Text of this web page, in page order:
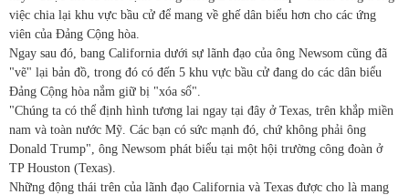
việc chia lại khu vực bầu cử để mang về ghế dân biểu hơn cho các ứng
viên của Đảng Cộng hòa.
Ngay sau đó, bang California dưới sự lãnh đạo của ông Newsom cũng đã
"vẽ" lại bản đồ, trong đó có đến 5 khu vực bầu cử đang do các dân biểu
Đảng Cộng hòa nắm giữ bị "xóa sổ".
"Chúng ta có thể định hình tương lai ngay tại đây ở Texas, trên khắp miền
nam và toàn nước Mỹ. Các bạn có sức mạnh đó, chứ không phải ông
Donald Trump", ông Newsom phát biểu tại một hội trường công đoàn ở
TP Houston (Texas).
Những động thái trên của lãnh đạo California và Texas được cho là mang